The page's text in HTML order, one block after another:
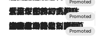
2026.7.17
「土佐和ハーブかき氷」がOMO7高知に登場！生姜、山椒、大葉など目にも舌にも涼を呼ぶ郷土の味
2026.7.10
NEW OPEN！【界 草津】名湯の地に誕生。趣の異なる2種の温泉と上州ならではの会席・蕎麦割烹など美食を味わう究極の癒やし旅